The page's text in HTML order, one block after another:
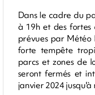
Dans le cadre du
à 19h et des fortes
prévues par Météo
forte tempête
parcs et zones de
seront fermés et
janvier 2024